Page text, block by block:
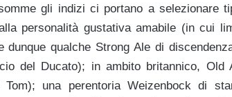
gli indizi ci portano a selezionare
personalità gustativa amabile (in cui
dunque qualche Strong Ale di
del Ducato); in ambito britannico, Old
Tom); una perentoria Weizenbock di